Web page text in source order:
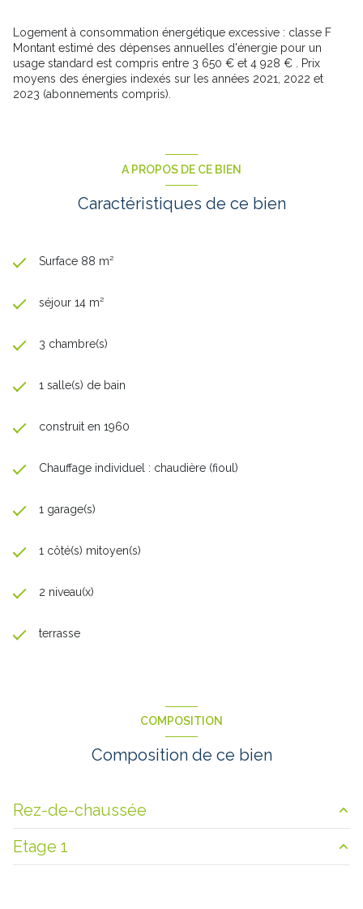
Logement à consommation énergétique excessive : classe F
Montant estimé des dépenses annuelles d'énergie pour un
usage standard est compris entre 3 650 € et 4 928 € . Prix
moyens des énergies indexés sur les années 2021, 2022 et
2023 (abonnements compris).
A PROPOS DE CE BIEN
Caractéristiques de ce bien
Surface 88 m²
séjour 14 m²
3 chambre(s)
1 salle(s) de bain
construit en 1960
Chauffage individuel : chaudière (fioul)
1 garage(s)
1 côté(s) mitoyen(s)
2 niveau(x)
terrasse
COMPOSITION
Composition de ce bien
Rez-de-chaussée
salon/sejour
Etage 1